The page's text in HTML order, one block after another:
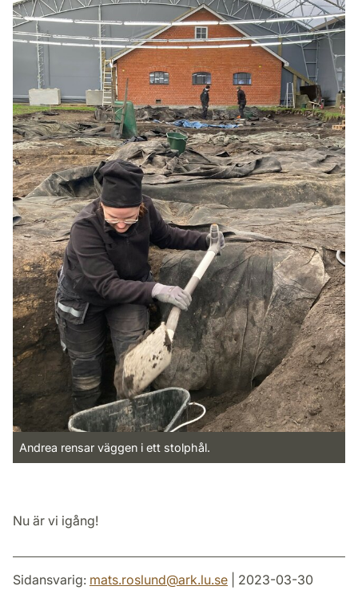
Andrea rensar väggen i ett stolphål.
Nu är vi igång!
Sidansvarig: mats.roslund@ark.lu.se | 2023-03-30